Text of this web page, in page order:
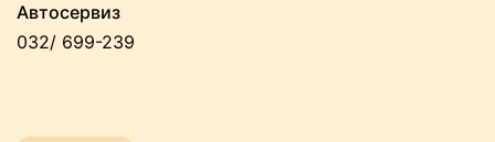
Aвтосервиз
032/ 699-239